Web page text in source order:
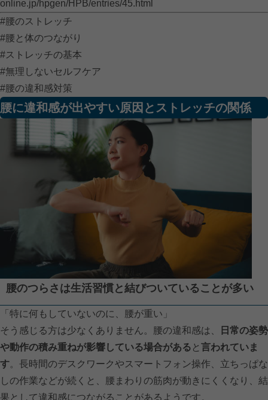
online.jp/hpgen/HPB/entries/45.html
#腰のストレッチ
#腰と体のつながり
#ストレッチの基本
#無理しないセルフケア
#腰の違和感対策
腰に違和感が出やすい原因とストレッチの関係
腰のつらさは生活習慣と結びついていることが多い
「特に何もしていないのに、腰が重い」
そう感じる方は少なくありません。腰の違和感は、
日常の姿勢
や動作の積み重ねが影響している場合がある と 言われていま
す。長時間のデスクワークやスマートフォン操作、立ちっぱな
しの作業などが続くと、腰まわりの筋肉が動きにくくなり、結
果として違和感につながることがあるようです。